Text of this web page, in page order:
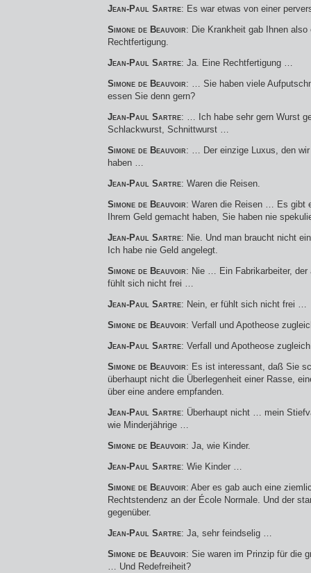
Jean-Paul Sartre: Es war etwas von einer
Simone de Beauvoir: Die Krankheit gab Ihnen also
Rechtfertigung.
Jean-Paul Sartre: Ja. Eine Rechtfertigung …
Simone de Beauvoir: … Sie haben viele
essen Sie denn gern?
Jean-Paul Sartre: … Ich habe sehr gern Wurst
Schlackwurst, Schnittwurst …
Simone de Beauvoir: … Der einzige Luxus, den
haben …
Jean-Paul Sartre: Waren die Reisen.
Simone de Beauvoir: Waren die Reisen … Es gibt
Ihrem Geld gemacht haben, Sie haben nie
Jean-Paul Sartre: Nie. Und man braucht nicht
Ich habe nie Geld angelegt.
Simone de Beauvoir: Nie … Ein Fabrikarbeiter, der
fühlt sich nicht frei …
Jean-Paul Sartre: Nein, er fühlt sich nicht frei …
Simone de Beauvoir: Verfall und Apotheose
Jean-Paul Sartre: Verfall und Apotheose
Simone de Beauvoir: Es ist interessant, daß Sie
überhaupt nicht die Überlegenheit einer Rasse,
über eine andere empfanden.
Jean-Paul Sartre: Überhaupt nicht … mein
wie Minderjährige …
Simone de Beauvoir: Ja, wie Kinder.
Jean-Paul Sartre: Wie Kinder …
Simone de Beauvoir: Aber es gab auch eine
Rechtstendenz an der École Normale. Und der
gegenüber.
Jean-Paul Sartre: Ja, sehr feindselig …
Simone de Beauvoir: Sie waren im Prinzip für die
… Und Redefreiheit?